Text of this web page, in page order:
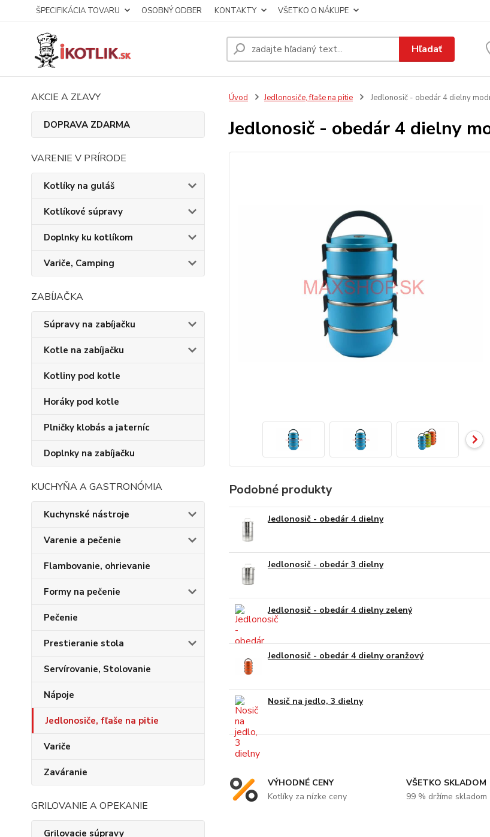
ŠPECIFIKÁCIA TOVARU OSOBNÝ ODBER KONTAKTY VŠETKO O NÁKUPE
Hľadať
AKCIE A ZĽAVY
DOPRAVA ZDARMA
VARENIE V PRÍRODE
Kotlíky na guláš
Kotlíkové súpravy
Doplnky ku kotlíkom
Variče, Camping
ZABÍJAČKA
Súpravy na zabíjačku
Kotle na zabíjačku
Kotliny pod kotle
Horáky pod kotle
Plničky klobás a jaterníc
Doplnky na zabíjačku
KUCHYŇA A GASTRONÓMIA
Kuchynské nástroje
Varenie a pečenie
Flambovanie, ohrievanie
Formy na pečenie
Pečenie
Prestieranie stola
Servírovanie, Stolovanie
Nápoje
Jedlonosiče, fľaše na pitie
Variče
Zaváranie
GRILOVANIE A OPEKANIE
Grilovacie súpravy
Úvod Jedlonosiče, fľaše na pitie Jedlonosič - obedár 4 dielny
Jedlonosič - obedár 4 dielny
Podobné produkty
Jedlonosič - obedár 4 dielny
Jedlonosič - obedár 3 dielny
Jedlonosič - obedár 4 dielny zelený
Jedlonosič - obedár 4 dielny oranžový
Nosič na jedlo, 3 dielny
VÝHODNÉ CENY
Kotlíky za nízke ceny
VŠETKO SKLADOM
99 % držíme skladom